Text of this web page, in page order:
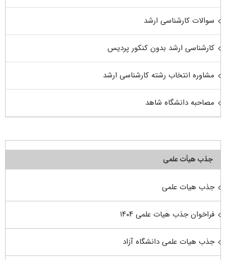
سوالات کارشناسی ارشد
کارشناسی ارشد بدون کنکور پردیس
مشاوره انتخاب رشته کارشناسی ارشد
مصاحبه دانشگاه شاهد
جذب هیأت علمی
جذب هیات علمی
فراخوان جذب هیات علمی ۱۴۰۴
جذب هیات علمی دانشگاه آزاد